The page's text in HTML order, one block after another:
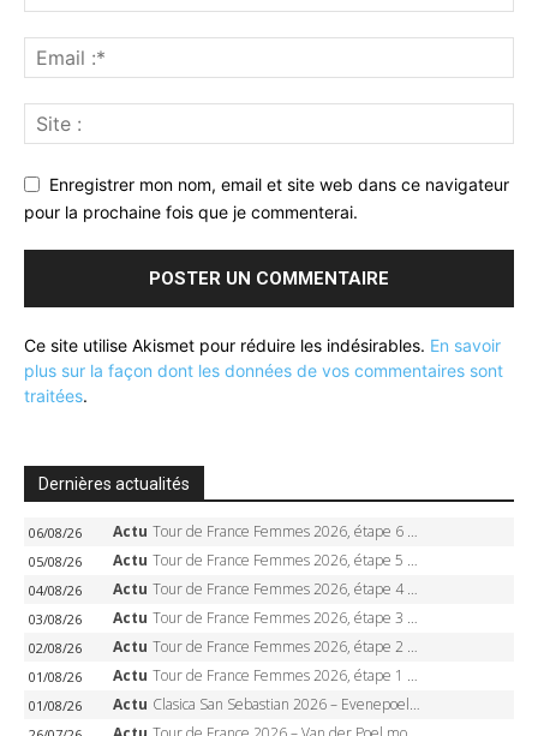
Enregistrer mon nom, email et site web dans ce navigateur
pour la prochaine fois que je commenterai.
Ce site utilise Akismet pour réduire les indésirables. En savoir
plus sur la façon dont les données de vos commentaires sont
traitées.
Dernières actualités
06/08/26 Actu Tour de France Femmes 2026, étape 6 – Kim Le Court-Pienaar gagne à Tournon, Reusser en jaune
05/08/26 Actu Tour de France Femmes 2026, étape 5 – Demi Vollering gagne à Belleville, Reusser en jaune, Ferrand-Prévot coule
04/08/26 Actu Tour de France Femmes 2026, étape 4 – Marlen Reusser écrase le chrono, Ferrand-Prévot en crise
03/08/26 Actu Tour de France Femmes 2026, étape 3 – Sigrid Haugset en solitaire, 88 km d’échappée, maillot jaune
02/08/26 Actu Tour de France Femmes 2026, étape 2 – Lorena Wiebes doublé à Genève, Markus héroïque, 7e record
01/08/26 Actu Tour de France Femmes 2026, étape 1 – Lorena Wiebes intouchable à Lausanne, premier maillot jaune
01/08/26 Actu Clasica San Sebastian 2026 – Evenepoel recordman, 4e victoire, Carapaz battu au sprint